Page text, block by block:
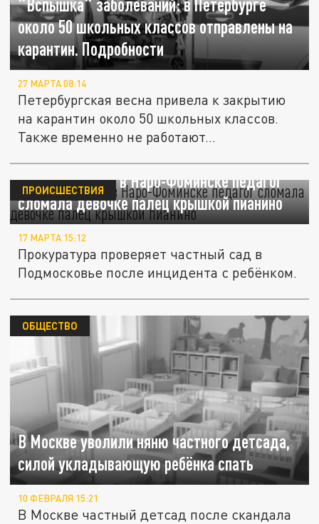
"Вспышка" заболеваний: в Петербурге
около 50 школьных классов отправлены на
карантин. Подробности
27 МАРТА 08:14
Петербургская весна привела к закрытию
на карантин около 50 школьных классов.
Также временно не работают...
В частном саду в Наро-Фоминске педагог
сломала девочке палец крышкой пианино
ПРОИСШЕСТВИЯ
17 МАРТА 15:12
Прокуратура проверяет частный сад в
Подмосковье после инцидента с ребёнком.
В Москве уволили няню частного детсада,
силой укладывающую ребёнка спать
ОБЩЕСТВО
10 ФЕВРАЛЯ 15:21
В Москве частный детсад после скандала